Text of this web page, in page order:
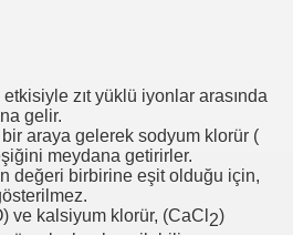
zıt yüklü iyonlar arasında
gelir.
araya gelerek sodyum klorür (
meydana getirirler.
değeri birbirine eşit olduğu için,
ve kalsiyum klorür, (CaCl 2)